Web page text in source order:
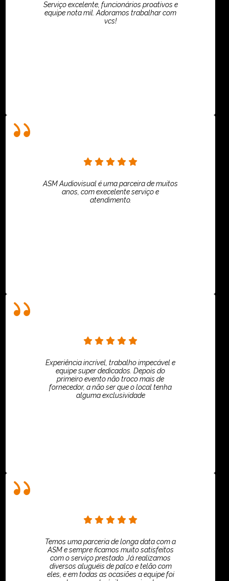
Serviço excelente, funcionários proativos e
equipe nota mil. Adoramos trabalhar com
vcs!
ASM Audiovisual é uma parceira de muitos
anos, com execelente serviço e
atendimento.
Experiência incrível, trabalho impecável e
equipe super dedicados. Depois do
primeiro evento não troco mais de
fornecedor, a não ser que o local tenha
alguma exclusividade
Temos uma parceria de longa data com a
ASM e sempre ficamos muito satisfeitos
com o serviço prestado. Já realizamos
diversos aluguéis de palco e telão com
eles, e em todas as ocasiões a equipe foi